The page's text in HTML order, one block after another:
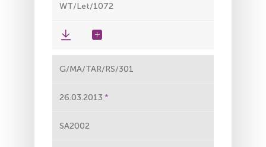
WT/Let/1072
G/MA/TAR/RS/301
26.03.2013
SA2002